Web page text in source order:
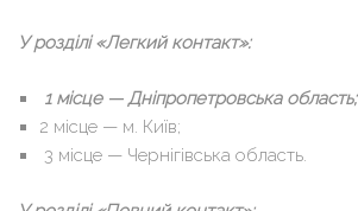
У розділі «Легкий контакт»:
1 місце — Дніпропетровська область;
2 місце — м. Київ;
3 місце — Чернігівська область.